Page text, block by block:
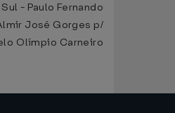
- Paulo Fernando
José Gorges p/
Olímpio Carneiro